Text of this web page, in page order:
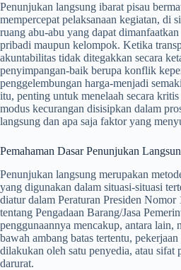
Penunjukan langsung ibarat pisau
mempercepat pelaksanaan kegiatan, di
ruang abu-abu yang dapat
pribadi maupun kelompok. Ketika
akuntabilitas tidak ditegakkan secara
penyimpangan-baik berupa konflik
penggelembungan harga-menjadi
itu, penting untuk menelaah secara
modus kecurangan disisipkan dalam
langsung dan apa saja faktor yang
Pemahaman Dasar Penunjukan
Penunjukan langsung merupakan
yang digunakan dalam situasi-situasi
diatur dalam Peraturan Presiden Nomor
tentang Pengadaan Barang/Jasa
penggunaannya mencakup, antara lain,
bawah ambang batas tertentu,
dilakukan oleh satu penyedia, atau sifat
darurat.